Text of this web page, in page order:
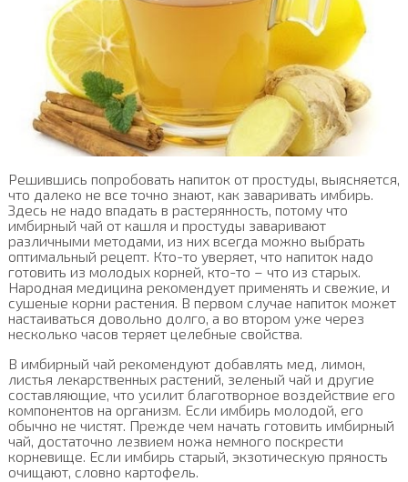
Решившись попробовать напиток от простуды, выясняется,
что далеко не все точно знают, как заваривать имбирь.
Здесь не надо впадать в растерянность, потому что
имбирный чай от кашля и простуды заваривают
различными методами, из них всегда можно выбрать
оптимальный рецепт. Кто-то уверяет, что напиток надо
готовить из молодых корней, кто-то – что из старых.
Народная медицина рекомендует применять и свежие, и
сушеные корни растения. В первом случае напиток может
настаиваться довольно долго, а во втором уже через
несколько часов теряет целебные свойства.
В имбирный чай рекомендуют добавлять мед, лимон,
листья лекарственных растений, зеленый чай и другие
составляющие, что усилит благотворное воздействие его
компонентов на организм. Если имбирь молодой, его
обычно не чистят. Прежде чем начать готовить имбирный
чай, достаточно лезвием ножа немного поскрести
корневище. Если имбирь старый, экзотическую пряность
очищают, словно картофель.